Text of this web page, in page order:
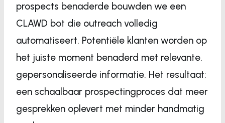
prospects benaderde bouwden we een
CLAWD bot die outreach volledig
automatiseert. Potentiële klanten worden op
het juiste moment benaderd met relevante,
gepersonaliseerde informatie. Het resultaat:
een schaalbaar prospectingproces dat meer
gesprekken oplevert met minder handmatig